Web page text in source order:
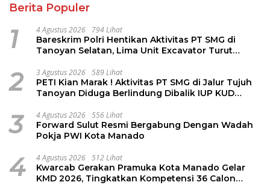
Berita Populer
1 4 Agustus 2026 794 Lihat
Bareskrim Polri Hentikan Aktivitas PT SMG di
Tanoyan Selatan, Lima Unit Excavator Turut
2 3 Agustus 2026 589 Lihat
PETI Kian Marak ! Aktivitas PT SMG di Jalur Tujuh
Tanoyan Diduga Berlindung Dibalik IUP KUD
3 4 Agustus 2026 556 Lihat
Forward Sulut Resmi Bergabung Dengan Wadah
Pokja PWI Kota Manado
4 4 Agustus 2026 512 Lihat
Kwarcab Gerakan Pramuka Kota Manado Gelar
KMD 2026, Tingkatkan Kompetensi 36 Calon